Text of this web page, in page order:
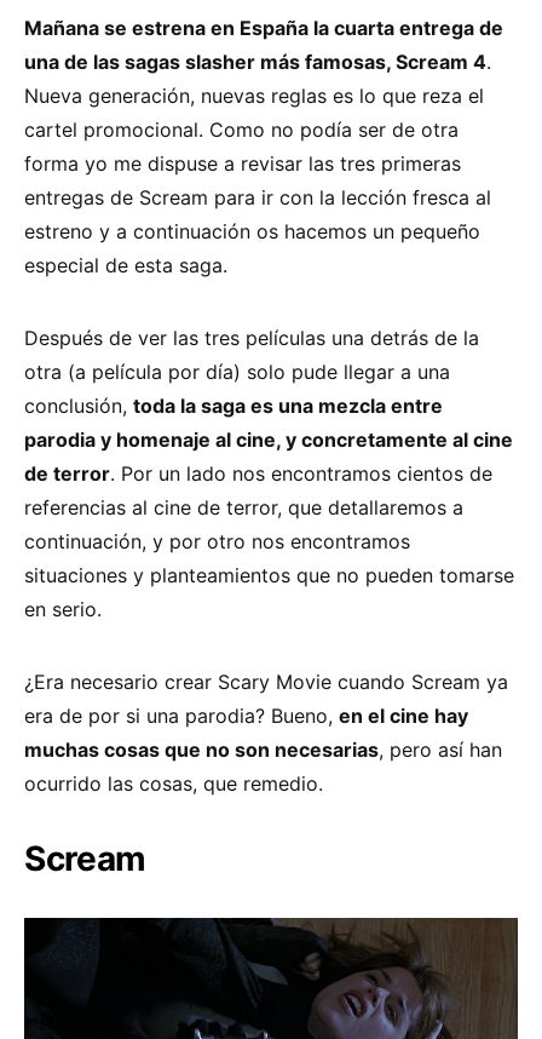
Mañana se estrena en España la cuarta entrega de
una de las sagas slasher más famosas, Scream 4.
Nueva generación, nuevas reglas es lo que reza el
cartel promocional. Como no podía ser de otra
forma yo me dispuse a revisar las tres primeras
entregas de Scream para ir con la lección fresca al
estreno y a continuación os hacemos un pequeño
especial de esta saga.
Después de ver las tres películas una detrás de la
otra (a película por día) solo pude llegar a una
conclusión, toda la saga es una mezcla entre
parodia y homenaje al cine, y concretamente al cine
de terror. Por un lado nos encontramos cientos de
referencias al cine de terror, que detallaremos a
continuación, y por otro nos encontramos
situaciones y planteamientos que no pueden tomarse
en serio.
¿Era necesario crear Scary Movie cuando Scream ya
era de por si una parodia? Bueno, en el cine hay
muchas cosas que no son necesarias, pero así han
ocurrido las cosas, que remedio.
Scream